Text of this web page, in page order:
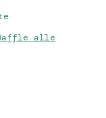
alle